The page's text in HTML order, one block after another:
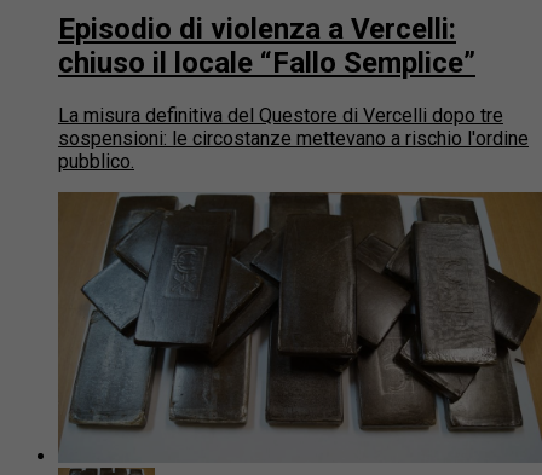
Episodio di violenza a Vercelli:
chiuso il locale “Fallo Semplice”
La misura definitiva del Questore di Vercelli dopo tre
sospensioni: le circostanze mettevano a rischio l'ordine
pubblico.